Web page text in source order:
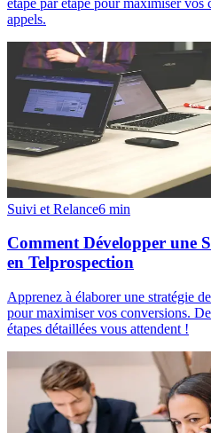
appels.
Suivi et Relance6 min
Comment Développer une
en Telprospection
Apprenez à élaborer une stratégie
pour maximiser vos conversions.
étapes détaillées vous attendent !